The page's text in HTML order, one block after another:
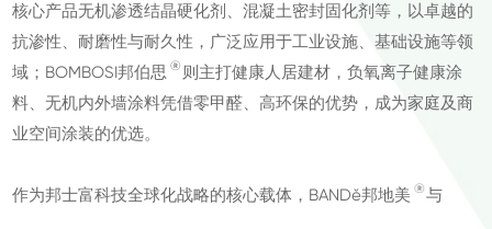
核心产品无机渗透结晶硬化剂、混凝土密封固化剂等，以卓越的
抗渗性、耐磨性与耐久性，广泛应用于工业设施、基础设施等领
域；BOMBOSI邦伯思 ® 则主打健康人居建材，负氧离子健康涂
料、无机内外墙涂料凭借零甲醛、高环保的优势，成为家庭及商
业空间涂装的优选。
作为邦士富科技全球化战略的核心载体，BANDě邦地美 ®与